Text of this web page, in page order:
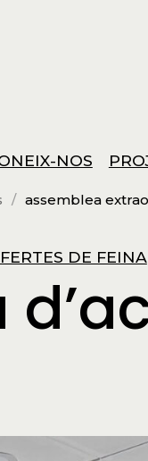
NOS
DE FEINA
assemblea